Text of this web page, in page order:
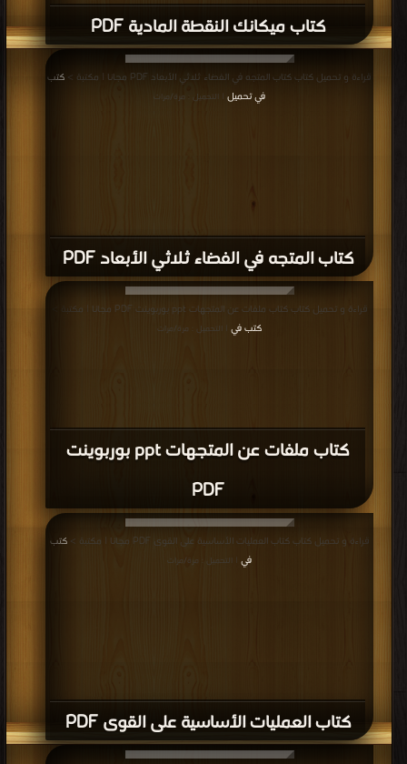
كتاب ميكانك النقطة المادية PDF
كتاب المتجه في الفضاء ثلاثي الأبعاد PDF
قراءة و تحميل كتاب كتاب المتجه في الفضاء ثلاثي الأبعاد PDF مجانا | مكتبة >
كتب
في تحميل
| التحميل : مرة/مرات
كتاب ملفات عن المتجهات ppt بوربوينت
PDF
قراءة و تحميل كتاب كتاب ملفات عن المتجهات ppt بوربوينت PDF مجانا | مكتبة >
كتب في
| التحميل : مرة/مرات
كتاب العمليات الأساسية على القوى PDF
قراءة و تحميل كتاب كتاب العمليات الأساسية على القوى PDF مجانا | مكتبة >
كتب
في
| التحميل : مرة/مرات